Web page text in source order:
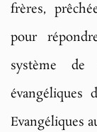
frères,
pour
système de
évangéliques
Evangéliques